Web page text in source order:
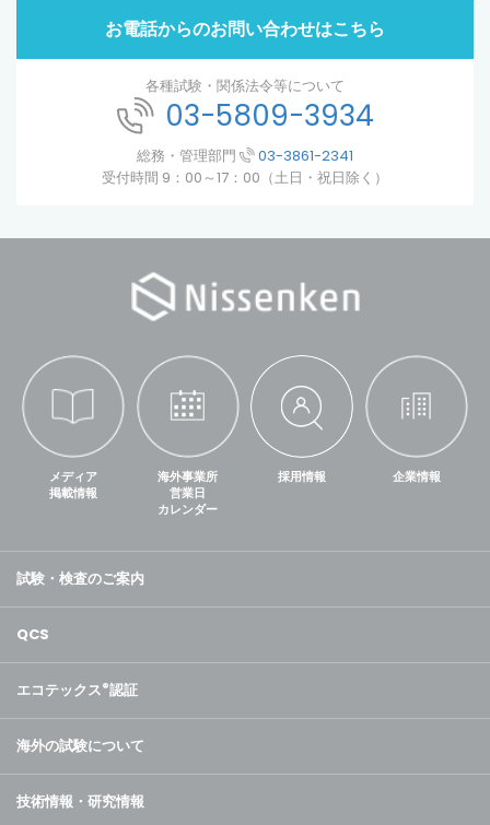
お電話からのお問い合わせはこちら
各種試験・関係法令等について
03-5809-3934
総務・管理部門
03-3861-2341
受付時間 9：00～17：00（土日・祝日除く）
メディア
掲載情報
海外事業所
営業日
カレンダー
採用情報 企業情報
試験・検査のご案内
QCS
エコテックス®認証
海外の試験について
技術情報・研究情報